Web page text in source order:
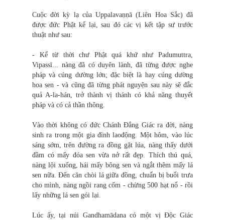
Cuộc đời kỳ lạ của Uppalavaṇṇā (Liên Hoa Sắc) đã
được đức Phật kể lại, sau đó các vị kết tập sư trước
thuật như sau:
- Kể từ thời chư Phật quá khứ như Padumuttra,
Vipassī... nàng đã có duyên lành, đã từng được nghe
pháp và cúng dường lớn; đặc biệt là hay cúng dường
hoa sen - và cũng đã từng phát nguyện sau này sẽ đắc
quả A-la-hán, trở thành vị thánh có khả năng thuyết
pháp và có cả thần thông.
Vào thời không có đức Chánh Đẳng Giác ra đời, nàng
sinh ra trong một gia đình laođộng. Một hôm, vào lúc
sáng sớm, trên đường ra đồng gặt lúa, nàng thấy dưới
đầm có mấy đóa sen vừa nở rất đẹp. Thích thú quá,
nàng lội xuống, hái mấy bông sen và ngắt thêm mấy lá
sen nữa. Đến căn chòi lá giữa đồng, chuẩn bị buổi trưa
cho mình, nàng ngồi rang cốm - chừng 500 hạt nổ - rồi
lấy những lá sen gói lại.
Lúc ấy, tại núi Gandhamādana có một vị Độc Giác